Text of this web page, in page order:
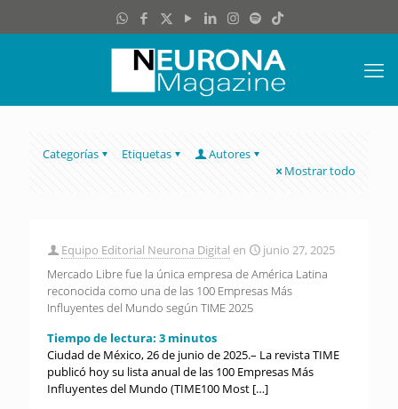
Categorías Etiquetas
Autores
Mostrar todo
Equipo Editorial Neurona Digital en
junio 27, 2025
Mercado Libre fue la única empresa de América Latina
reconocida como una de las 100 Empresas Más
Influyentes del Mundo según TIME 2025
Tiempo de lectura: 3 minutos
Ciudad de México, 26 de junio de 2025.– La revista TIME
publicó hoy su lista anual de las 100 Empresas Más
Influyentes del Mundo (TIME100 Most […]